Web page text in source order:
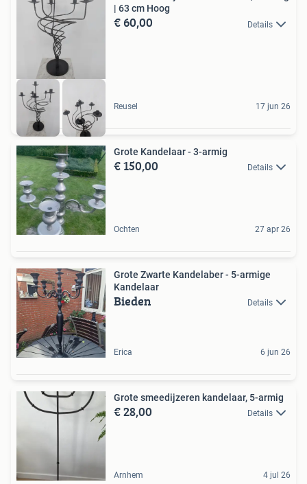
| 63 cm Hoog
€ 60,00 Details
Reusel 17 jun 26
Grote Kandelaar - 3-armig
€ 150,00 Details
Ochten 27 apr 26
Grote Zwarte Kandelaber - 5-armige
Kandelaar
Bieden Details
Erica 6 jun 26
Grote smeedijzeren kandelaar, 5-armig
€ 28,00 Details
Arnhem 4 jul 26